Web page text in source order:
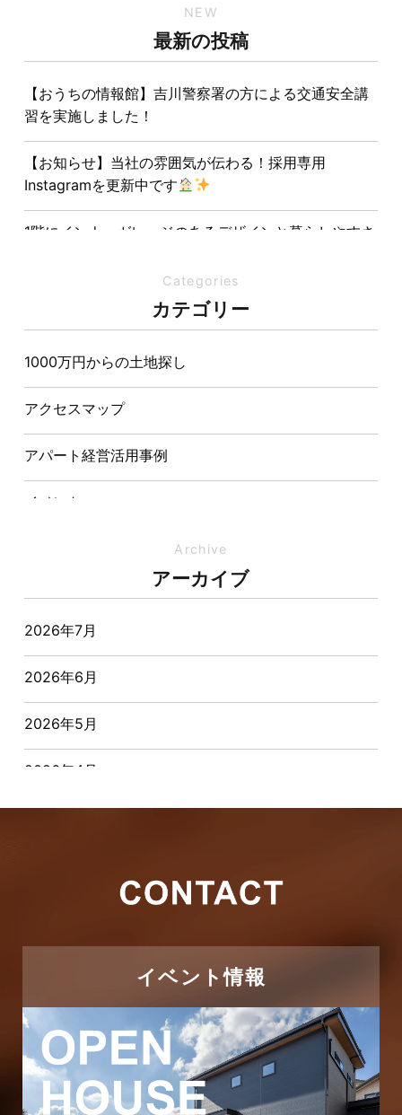
NEW
最新の投稿
【おうちの情報館】吉川警察署の方による交通安全講
習を実施しました！
【お知らせ】当社の雰囲気が伝わる！採用専用
Instagramを更新中です
1階にインナーガレージのあるデザインと暮らしやすさ
夏の熱中症対策は家づくりから。屋根・壁・基礎の構
造が快適さをつくる理由
【埼玉県経営品質知事賞】大野知事へ受賞のご報告と
表敬訪問を行いました
Categories
カテゴリー
1000万円からの土地探し
アクセスマップ
アパート経営活用事例
イベント
オーナー様からの質問
おすすめ物件
お客様インタビュー
お客様の声
つくばエクスプレス線
ピアラシティ店-ブログ
ブログ
マンション経営活用事例
Archive
アーカイブ
2026年7月
2026年6月
2026年5月
2026年4月
2025年11月
2025年10月
2025年9月
イベント情報